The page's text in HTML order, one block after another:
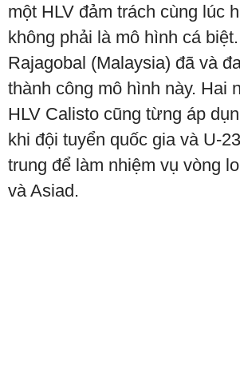
một HLV đảm trách cùng lúc
không phải là mô hình cá
Rajagobal (Malaysia) đã và
thành công mô hình này. Hai
HLV Calisto cũng từng áp
khi đội tuyển quốc gia và U-
trung để làm nhiệm vụ vòng
và Asiad.